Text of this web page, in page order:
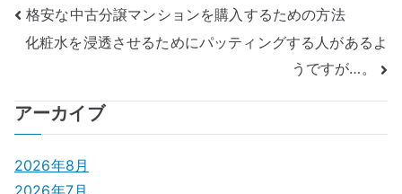
投
稿
ナ
ビ
ゲ
格安な中古分譲マンションを購入するための方法
化粧水を浸透させるためにパッティングする人があるよ
うですが…。
アーカイブ
2026年8月
2026年7月